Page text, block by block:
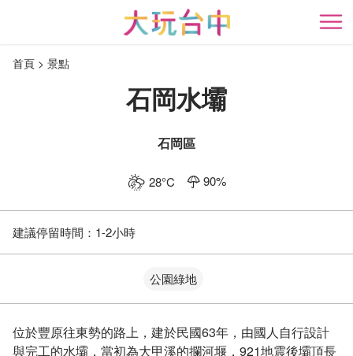
開
首頁 景點
石岡水壩
石岡區
28°C 90%
建議停留時間： 1-2小時
公園綠地
位於豐原往東勢的路上，建於民國63年，由國人自行設計
與完工的水壩，當初為大甲溪的攔河堰，921地震後壩頂長